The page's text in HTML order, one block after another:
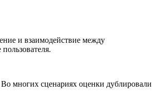
и взаимодействие между
многих сценариях оценки дублировали